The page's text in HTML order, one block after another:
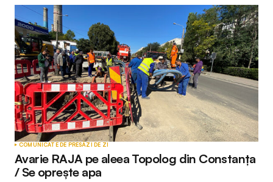
COMUNICATE DE PRESĂZI DE ZI
Avarie RAJA pe aleea Topolog din Constanța
/ Se oprește apa